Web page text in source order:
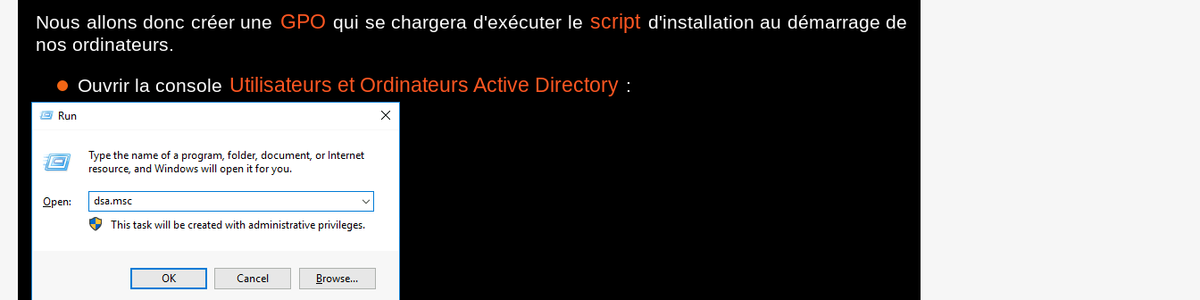
Nous allons donc créer une GPO qui se chargera d'exécuter le script d'installation au démarrage de
nos ordinateurs.
Ouvrir la console Utilisateurs et Ordinateurs Active Directory :